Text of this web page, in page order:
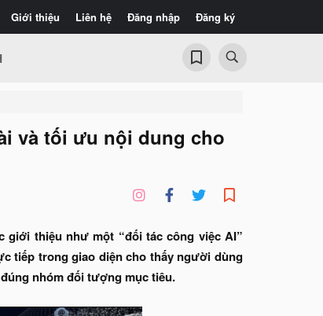
Giới thiệu Liên hệ Đăng nhập Đăng ký
và tối ưu nội dung cho
giới thiệu như một “đối tác công việc AI”
tiếp trong giao diện cho thấy người dùng
nhóm đối tượng mục tiêu.